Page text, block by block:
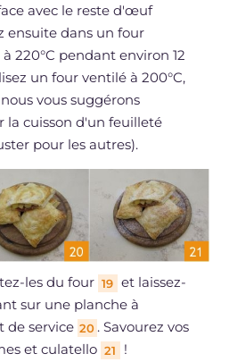
avec le reste d'œuf
ensuite dans un four
220°C pendant environ 12
un four ventilé à 200°C,
vous suggérons
la cuisson d'un feuilleté
pour les autres).
les du four 19 et laissez-
sur une planche à
de service 20 . Savourez vos
et culatello 21 !